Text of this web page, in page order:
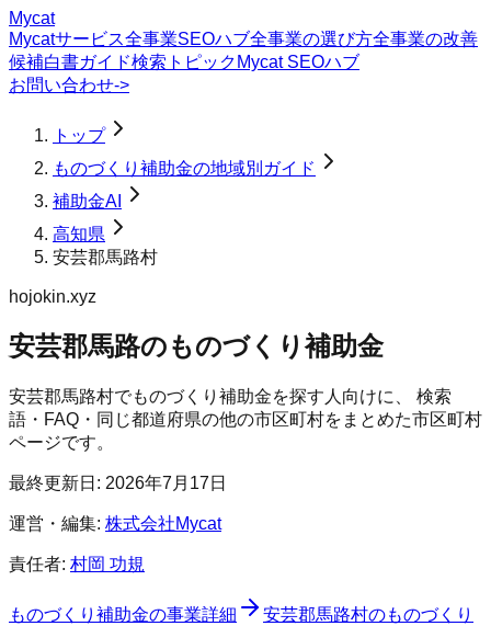
Mycat
Mycatサービス全事業SEOハブ全事業の選び方全事業の改善
候補白書ガイド検索トピック Mycat SEOハブ
お問い合わせ->
トップ
ものづくり補助金の地域別ガイド
補助金AI
高知県
安芸郡馬路村
hojokin.xyz
安芸郡馬路のものづくり補助金
安芸郡馬路村でものづくり補助金を探す人向けに、 検索
語・FAQ・同じ都道府県の他の市区町村をまとめた市区町村
ページです。
最終更新日: 2026年7月17日
運営・編集: 株式会社Mycat
責任者: 村岡 功規
ものづくり補助金の事業詳細 安芸郡馬路村のものづくり